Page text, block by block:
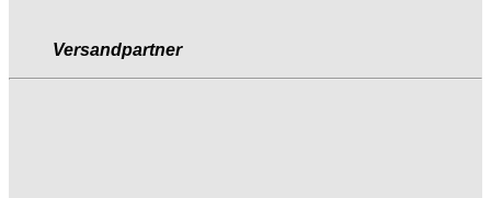
Versandpartner